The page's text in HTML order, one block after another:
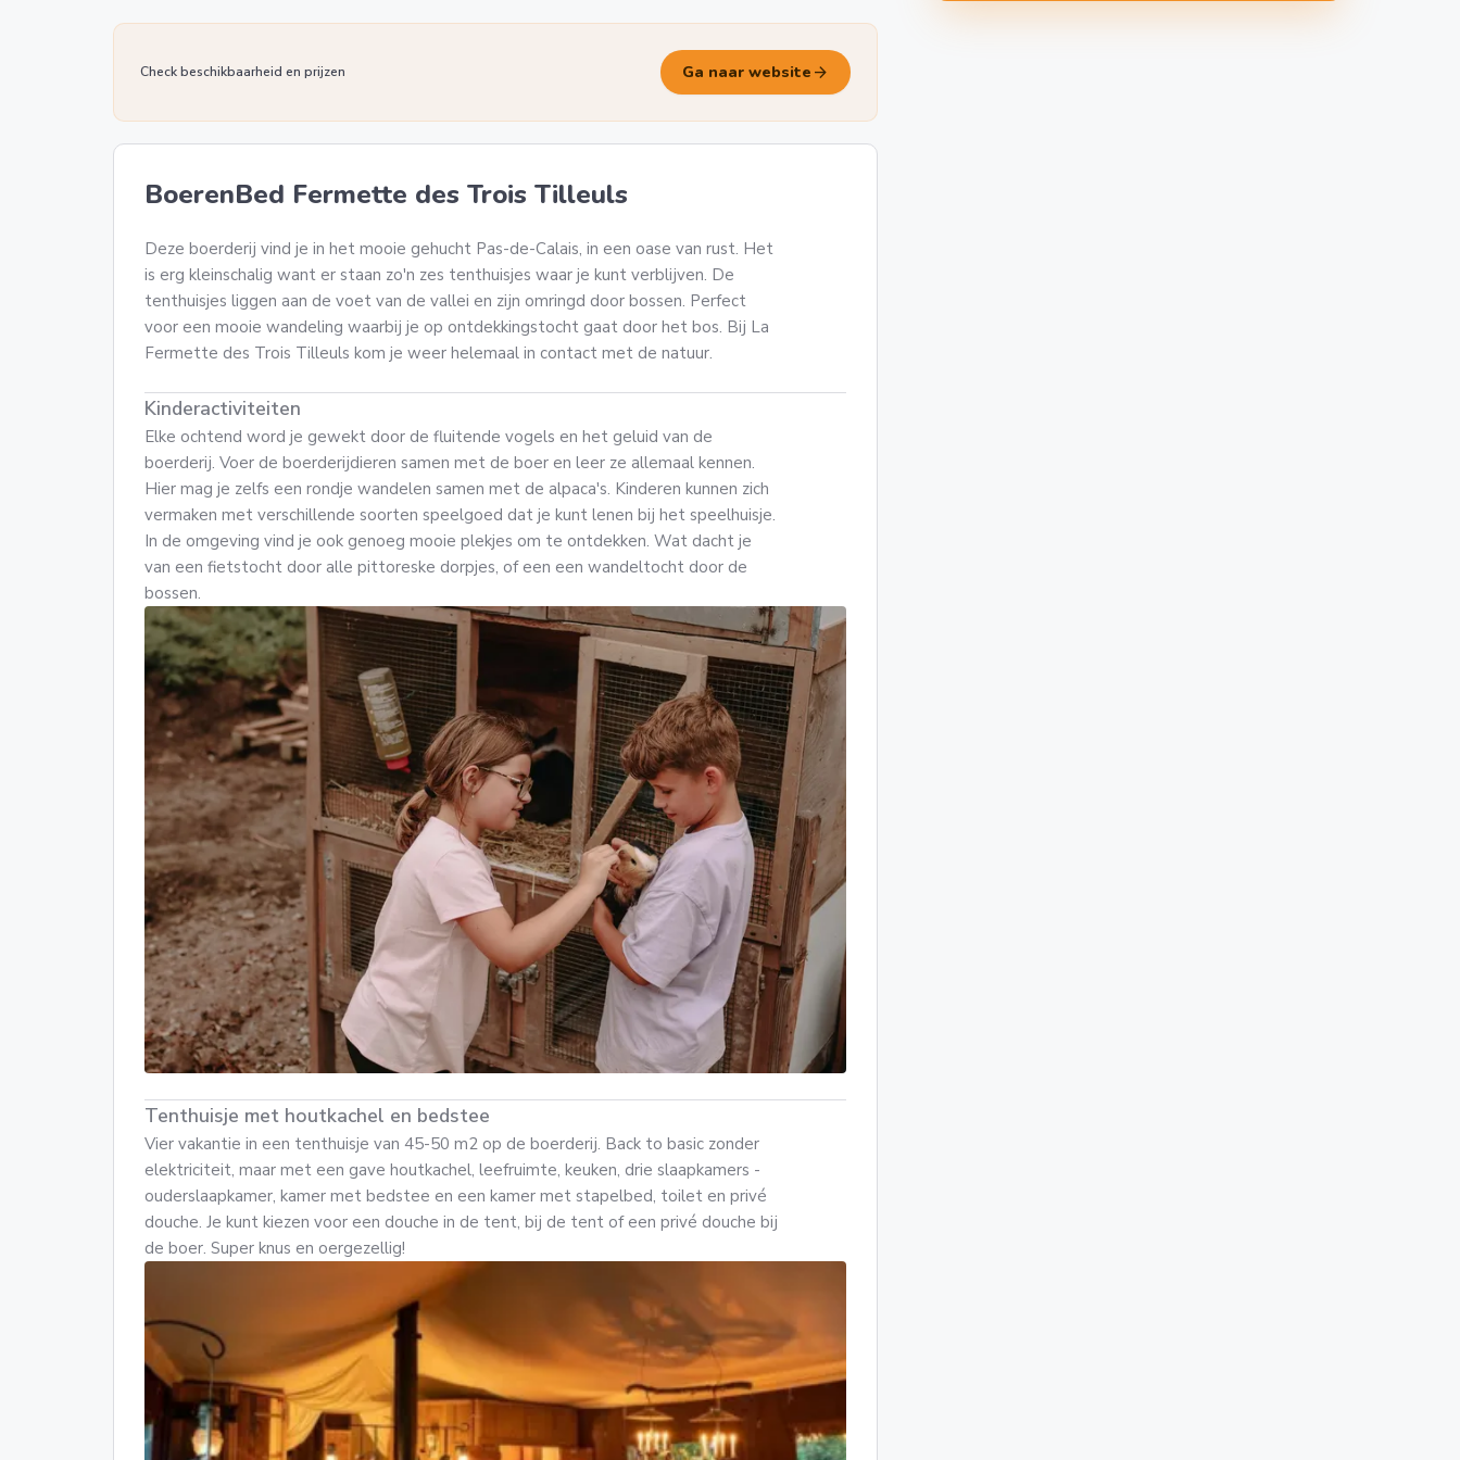
Check beschikbaarheid en prijzen Ga naar website arrow_forward
BoerenBed Fermette des Trois Tilleuls
Deze boerderij vind je in het mooie gehucht Pas-de-Calais, in een oase van rust. Het
is erg kleinschalig want er staan zo'n zes tenthuisjes waar je kunt verblijven. De
tenthuisjes liggen aan de voet van de vallei en zijn omringd door bossen. Perfect
voor een mooie wandeling waarbij je op ontdekkingstocht gaat door het bos. Bij La
Fermette des Trois Tilleuls kom je weer helemaal in contact met de natuur.
Kinderactiviteiten
Elke ochtend word je gewekt door de fluitende vogels en het geluid van de
boerderij. Voer de boerderijdieren samen met de boer en leer ze allemaal kennen.
Hier mag je zelfs een rondje wandelen samen met de alpaca's. Kinderen kunnen zich
vermaken met verschillende soorten speelgoed dat je kunt lenen bij het speelhuisje.
In de omgeving vind je ook genoeg mooie plekjes om te ontdekken. Wat dacht je
van een fietstocht door alle pittoreske dorpjes, of een een wandeltocht door de
bossen.
Tenthuisje met houtkachel en bedstee
Vier vakantie in een tenthuisje van 45-50 m2 op de boerderij. Back to basic zonder
elektriciteit, maar met een gave houtkachel, leefruimte, keuken, drie slaapkamers -
ouderslaapkamer, kamer met bedstee en een kamer met stapelbed, toilet en privé
douche. Je kunt kiezen voor een douche in de tent, bij de tent of een privé douche bij
de boer. Super knus en oergezellig!